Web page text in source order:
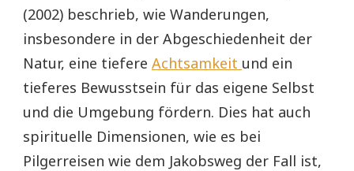
(2002) beschrieb, wie Wanderungen,
insbesondere in der Abgeschiedenheit der
Natur, eine tiefere Achtsamkeit und ein
tieferes Bewusstsein für das eigene Selbst
und die Umgebung fördern. Dies hat auch
spirituelle Dimensionen, wie es bei
Pilgerreisen wie dem Jakobsweg der Fall ist,